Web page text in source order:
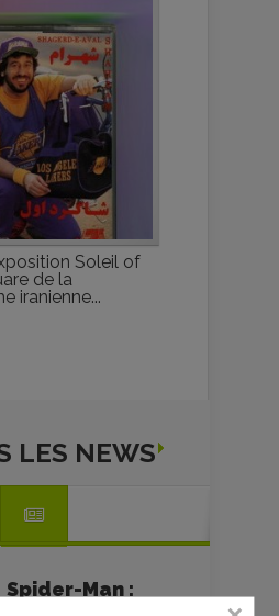
Soleil of
de la
iranienne...
LES NEWS
Spider-Man :